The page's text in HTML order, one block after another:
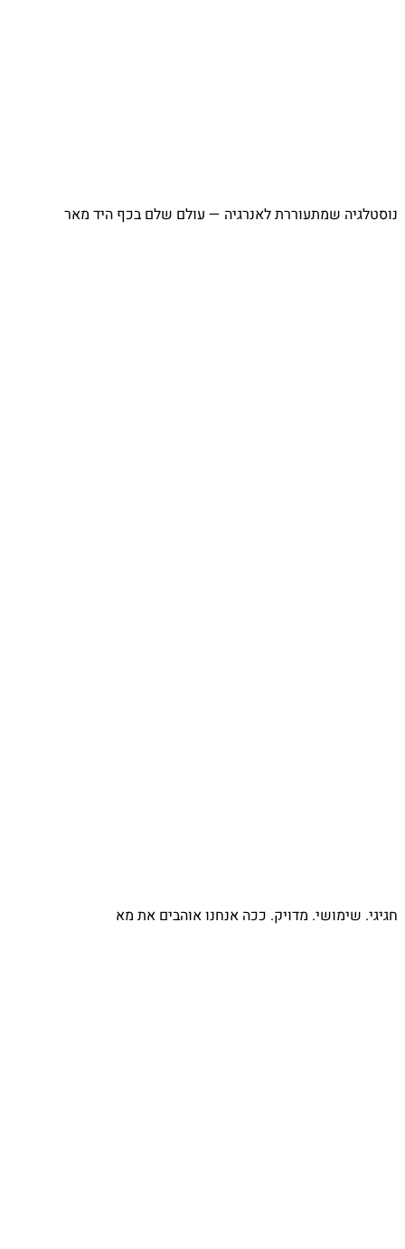
שמתעוררת לאנרגיה — עולם שלם בכף היד מאר